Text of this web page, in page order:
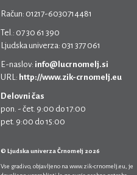
Račun: 01217-6030714481
Tel.: 07 30 61 390
Ljudska univerza: 031 377 061
E-naslov: info@lucrnomelj.si
URL: http://www.zik-crnomelj.eu
Delovni čas
pon. - čet. 9:00 do 17:00
pet. 9:00 do 15:00
© Ljudska univerza Črnomelj 2026
Vse gradivo, objavljeno na www.zik-crnomelj.eu , je